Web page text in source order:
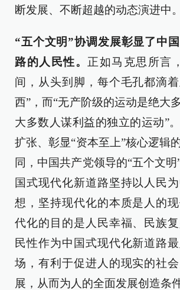
断发展、不断超越的动态演进中。
“五个文明”协调发展彰显了中
路的人民性。 正如马克思所言
间，从头到脚，每个毛孔都滴
西”，而“无产阶级的运动是绝大
大多数人谋利益的独立的运动”
扩张、彰显“资本至上”核心逻辑
同，中国共产党领导的“五个文
国式现代化新道路坚持以人民
想，坚持现代化的本质是人的
代化的目的是人民幸福、民族
民性作为中国式现代化新道路
场，有利于促进人的现实的社
展，从而为人的全面发展创造条件